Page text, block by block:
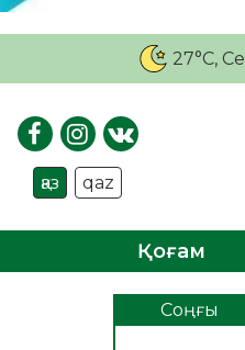
27°C,
қаз qaz
Қоғам
Соңғы